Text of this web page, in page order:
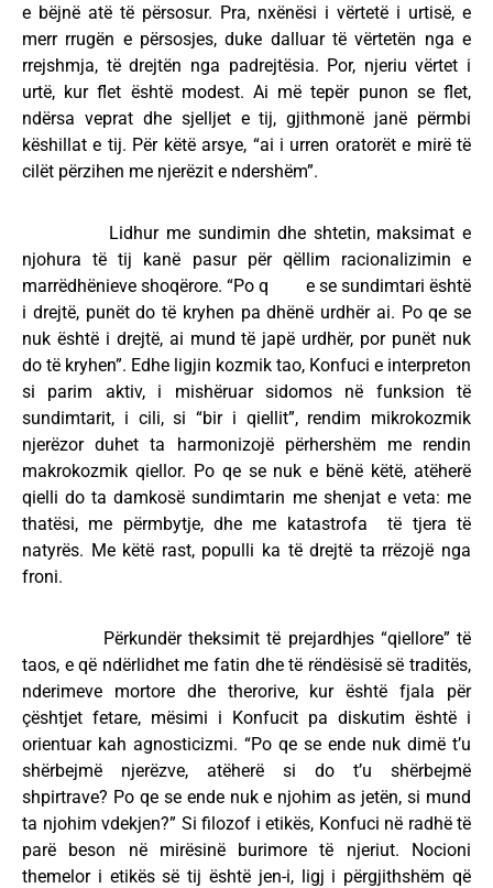
e bëjnë atë të përsosur. Pra, nxënësi i vërtetë i urtisë, e
merr rrugën e përsosjes, duke dalluar të vërtetën nga e
rrejshmja, të drejtën nga padrejtësia. Por, njeriu vërtet i
urtë, kur flet është modest. Ai më tepër punon se flet,
ndërsa veprat dhe sjelljet e tij, gjithmonë janë përmbi
këshillat e tij. Për këtë arsye, “ai i urren oratorët e mirë të
cilët përzihen me njerëzit e ndershëm”.
Lidhur me sundimin dhe shtetin, maksimat e
njohura të tij kanë pasur për qëllim racionalizimin e
marrëdhënieve shoqërore. “Po q e se sundimtari është
i drejtë, punët do të kryhen pa dhënë urdhër ai. Po qe se
nuk është i drejtë, ai mund të japë urdhër, por punët nuk
do të kryhen”. Edhe ligjin kozmik tao, Konfuci e interpreton
si parim aktiv, i mishëruar sidomos në funksion të
sundimtarit, i cili, si “bir i qiellit”, rendim mikrokozmik
njerëzor duhet ta harmonizojë përhershëm me rendin
makrokozmik qiellor. Po qe se nuk e bënë këtë, atëherë
qielli do ta damkosë sundimtarin me shenjat e veta: me
thatësi, me përmbytje, dhe me katastrofa të tjera të
natyrës. Me këtë rast, populli ka të drejtë ta rrëzojë nga
froni.
Përkundër theksimit të prejardhjes “qiellore” të
taos, e që ndërlidhet me fatin dhe të rëndësisë së traditës,
nderimeve mortore dhe therorive, kur është fjala për
çështjet fetare, mësimi i Konfucit pa diskutim është i
orientuar kah agnosticizmi. “Po qe se ende nuk dimë t’u
shërbejmë njerëzve, atëherë si do t’u shërbejmë
shpirtrave? Po qe se ende nuk e njohim as jetën, si mund
ta njohim vdekjen?” Si filozof i etikës, Konfuci në radhë të
parë beson në mirësinë burimore të njeriut. Nocioni
themelor i etikës së tij është jen-i, ligj i përgjithshëm që